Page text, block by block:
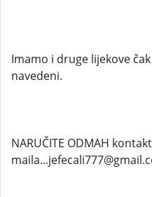
Imamo i druge lijekove
navedeni.
NARUČITE ODMAH